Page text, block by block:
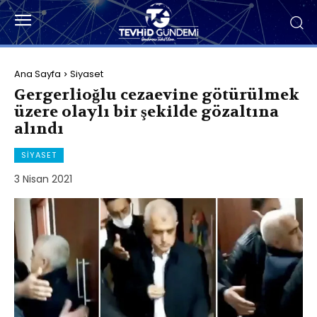
Ana Sayfa Siyaset
Gergerlioğlu cezaevine götürülmek
üzere olaylı bir şekilde gözaltına
alındı
SIYASET
3 Nisan 2021